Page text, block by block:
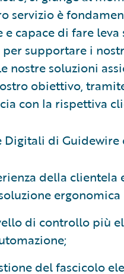
servizio è
capace di fare
supportare i
nostre soluzioni
obiettivo,
con la rispettiva
di Guidewire
della clientela
di controllo più
del fascicolo